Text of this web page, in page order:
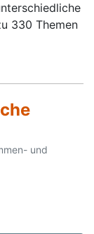
330 Themen
und